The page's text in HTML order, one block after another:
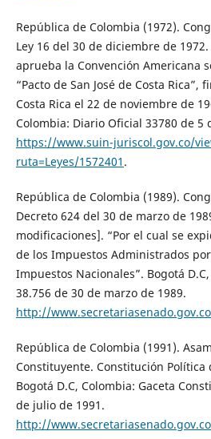
República de Colombia (1972).
Ley 16 del 30 de diciembre de
aprueba la Convención Americana
“Pacto de San José de Costa Rica”,
Costa Rica el 22 de noviembre de
Colombia: Diario Oficial 33780 de 5
https://www.suin-juriscol.gov.co/
ruta=Leyes/1572401 .
República de Colombia (1989).
Decreto 624 del 30 de marzo de
modificaciones]. “Por el cual se
de los Impuestos Administrados
Impuestos Nacionales”. Bogotá
38.756 de 30 de marzo de 1989.
http://
República de Colombia (1991).
Constituyente. Constitución Política
Bogotá D.C, Colombia: Gaceta
de julio de 1991.
http://